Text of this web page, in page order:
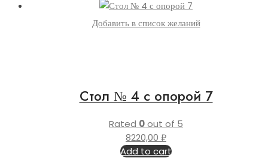
Добавить в список желаний
Стол № 4 с опорой 7
Rated 0out of 5
8220,00 ₽
Add to cart